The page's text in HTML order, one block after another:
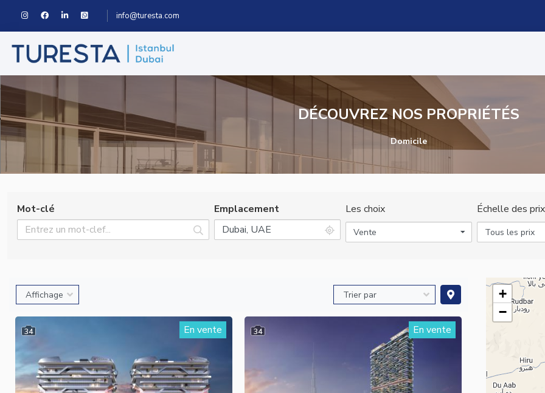
info@turesta.com
DÉCOUVREZ NOS PROPRIÉTÉS
Domicile
Mot-clé Emplacement Les choix
Vente
Échelle des prix
Tous les prix
34 En vente 34 En vente
+
−